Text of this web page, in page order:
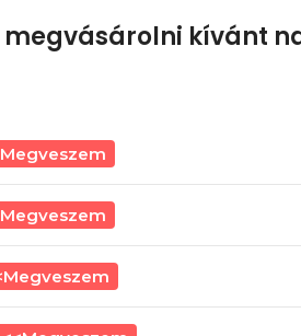
megvásárolni kívánt